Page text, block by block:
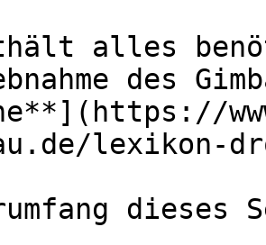
alles
des
lexikon-
dieses